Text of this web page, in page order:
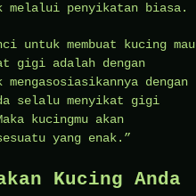
melalui penyikatan biasa.
untuk membuat kucing mau
gigi adalah dengan
dengan
selalu menyikat gigi
kucingmu akan
yang enak.”
Kucing Anda